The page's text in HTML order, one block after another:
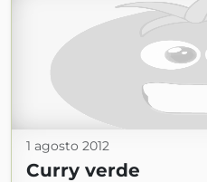
1 agosto 2012
Curry verde